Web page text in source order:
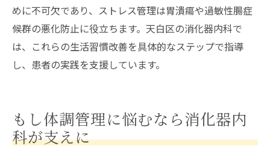
めに不可欠であり、ストレス管理は胃潰瘍や過敏性腸症
候群の悪化防止に役立ちます。天白区の消化器内科で
は、これらの生活習慣改善を具体的なステップで指導
し、患者の実践を支援しています。
もし体調管理に悩むなら消化器内
科が支えに